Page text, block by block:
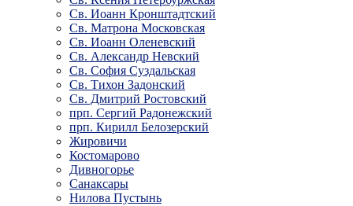
Св. Иоанн Кронштадтский
Св. Матрона Московская
Св. Иоанн Оленевский
Св. Александр Невский
Св. София Суздальская
Св. Тихон Задонский
Св. Дмитрий Ростовский
прп. Сергий Радонежский
прп. Кирилл Белозерский
Жировичи
Костомарово
Дивногорье
Санаксары
Нилова Пустынь